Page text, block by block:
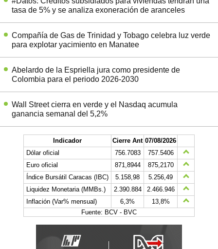
tasa de 5% y se analiza exoneración de aranceles
Compañía de Gas de Trinidad y Tobago celebra luz verde
para explotar yacimiento en Manatee
Abelardo de la Espriella jura como presidente de
Colombia para el periodo 2026-2030
Wall Street cierra en verde y el Nasdaq acumula
ganancia semanal del 5,2%
Indicador Cierre Ant 07/08/2026
Dólar oficial
756.7083
757.5406
Euro oficial
871,8944
875,2170
Índice Bursátil Caracas (IBC)
5.158,98
5.256,49
Liquidez Monetaria (MMBs.)
2.390.884
2.466.946
Inflación (Var% mensual)
6,3%
13,8%
Fuente: BCV - BVC